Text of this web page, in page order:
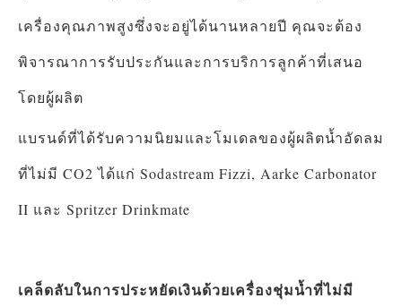
เครื่องคุณภาพสูงซึ่งจะอยู่ได้นานหลายปี คุณจะต้อง
พิจารณาการรับประกันและการบริการลูกค้าที่เสนอ
โดยผู้ผลิต
แบรนด์ที่ได้รับความนิยมและโมเดลของผู้ผลิตน้ำอัดลม
ที่ไม่มี CO2 ได้แก่ Sodastream Fizzi, Aarke Carbonator
II และ Spritzer Drinkmate
เคล็ดลับในการประหยัดเงินด้วยเครื่องชุ่มน้ำที่ไม่มี